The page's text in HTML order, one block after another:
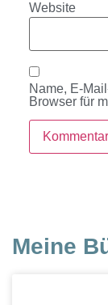
Website
Name, E-
Browser für
Meine